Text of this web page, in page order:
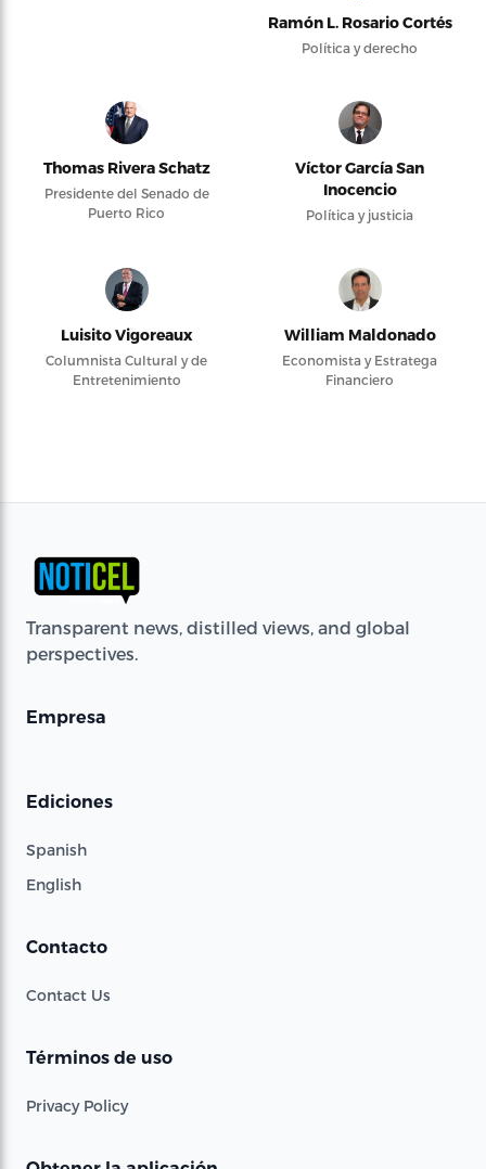
Ramón L. Rosario Cortés
Política y derecho
Thomas Rivera Schatz
Presidente del Senado de
Puerto Rico
Víctor García San
Inocencio
Política y justicia
Luisito Vigoreaux
Columnista Cultural y de
Entretenimiento
William Maldonado
Economista y Estratega
Financiero
Transparent news, distilled views, and global
perspectives.
Empresa
Ediciones
Spanish
English
Contacto
Contact Us
Términos de uso
Privacy Policy